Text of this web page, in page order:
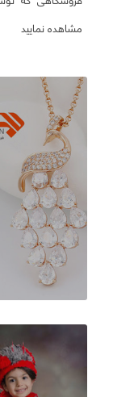
مشاهده نمایید